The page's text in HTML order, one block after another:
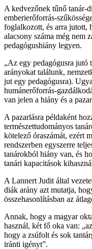
A kedvezőnek tűnő tanár-
emberierőforrás-
foglalkozott, és arra jutott,
alacsony száma még nem
pedagógushiány legyen.
„Az egy pedagógusra jutó
arányo­kat találunk,
jut egy pedagógusra).
humánerőforrás-
van jelen a hiány és a
A pazarlásra példaként
természettudományos
kötelező óraszámát, ezért
rendszerben egyszerre
tanárokból hiány van, és
tanári kapacitások
A Lannert Judit által
diák arány azt mutatja,
összehasonlításban az
Annak, hogy a magyar
használ, két fő oka van:
hogy a zsúfolt és sok
iránti igényt”.